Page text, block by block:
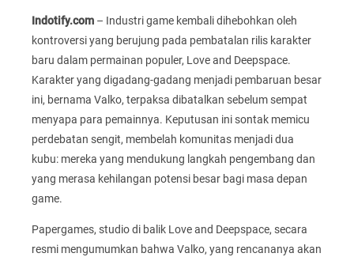
Indotify.com – Industri game kembali dihebohkan oleh
kontroversi yang berujung pada pembatalan rilis karakter
baru dalam permainan populer, Love and Deepspace.
Karakter yang digadang-gadang menjadi pembaruan besar
ini, bernama Valko, terpaksa dibatalkan sebelum sempat
menyapa para pemainnya. Keputusan ini sontak memicu
perdebatan sengit, membelah komunitas menjadi dua
kubu: mereka yang mendukung langkah pengembang dan
yang merasa kehilangan potensi besar bagi masa depan
game.
Papergames, studio di balik Love and Deepspace, secara
resmi mengumumkan bahwa Valko, yang rencananya akan